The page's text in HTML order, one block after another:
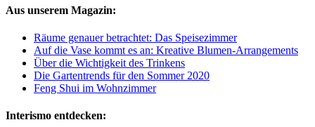
Aus unserem Magazin:
Räume genauer betrachtet: Das Speisezimmer
Auf die Vase kommt es an: Kreative Blumen-Arrangements
Über die Wichtigkeit des Trinkens
Die Gartentrends für den Sommer 2020
Feng Shui im Wohnzimmer
Interismo entdecken: